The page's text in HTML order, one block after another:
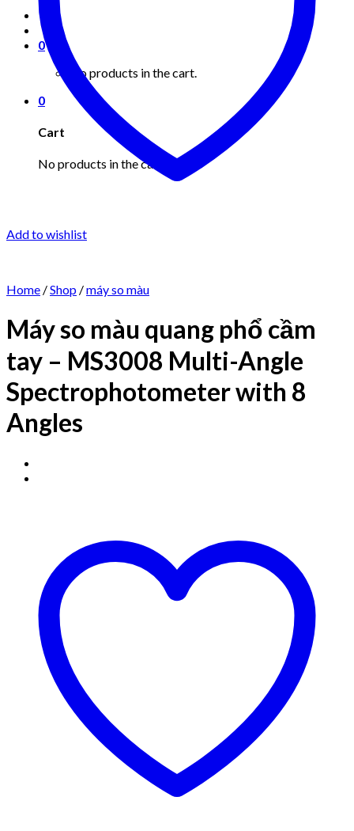
0
No products in the cart.
0
Cart
No products in the cart.
Add to wishlist
Home /Shop /máy so màu
Máy so màu quang phổ cầm
tay – MS3008 Multi-Angle
Spectrophotometer with 8
Angles